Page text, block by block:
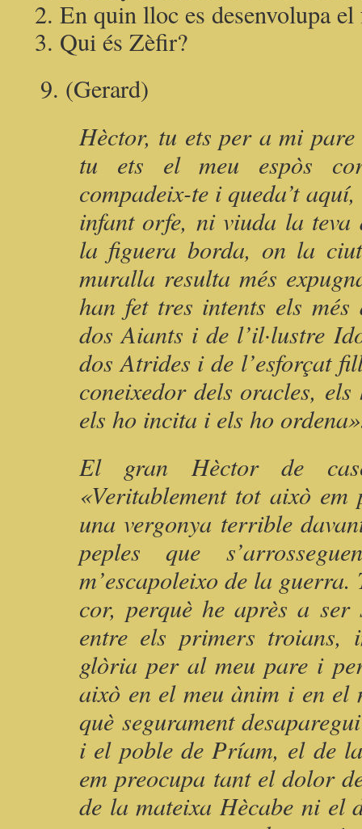
En quin lloc es desenvolupa
Qui és Zèfir?
9. (Gerard)
Hèctor, tu ets per a mi
tu ets el meu espòs
compadeix-te i queda’t
infant orfe, ni viuda la teva
la figuera borda, on la
muralla resulta més
han fet tres intents els
dos Aiants i de l’il·lustre
dos Atrides i de l’esforçat
coneixedor dels oracles,
els ho incita i els ho
El gran Hèctor de
«Veritablement tot això
una vergonya terrible
peples que
m’escapoleixo de la
cor, perquè he après a
entre els primers troians,
glòria per al meu pare i
això en el meu ànim i en
què segurament
i el poble de Príam, el de
em preocupa tant el dolor
de la mateixa Hècabe ni el